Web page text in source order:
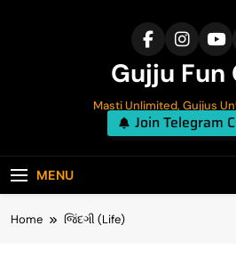
Gujju Fun
Masti Unlimited, Gujjus
Join Telegram
MENU
Home જિંદગી (Life)